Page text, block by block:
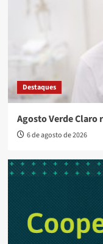
Destaques
Agosto Verde Claro
6 de agosto de 2026